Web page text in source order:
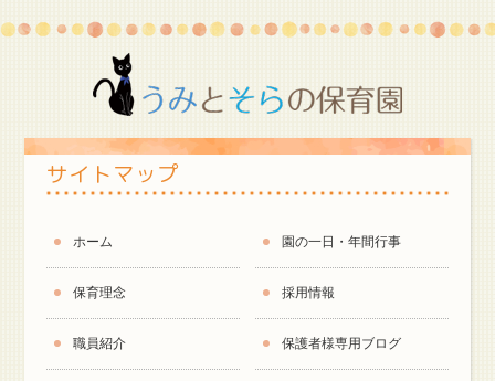
サイトマップ
ホーム
保育理念
職員紹介
園の一日・年間行事
採用情報
保護者様専用ブログ